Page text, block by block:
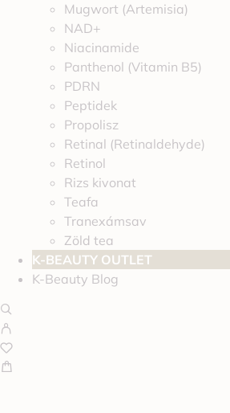
Mugwort (Artemisia)
NAD+
Niacinamide
Panthenol (Vitamin B5)
PDRN
Peptidek
Propolisz
Retinal (Retinaldehyde)
Retinol
Rizs kivonat
Teafa
Tranexámsav
Zöld tea
K-BEAUTY OUTLET
K-Beauty Blog